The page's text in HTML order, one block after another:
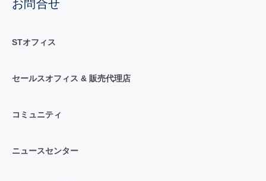
お問合せ
STオフィス
セールスオフィス & 販売代理店
コミュニティ
ニュースセンター